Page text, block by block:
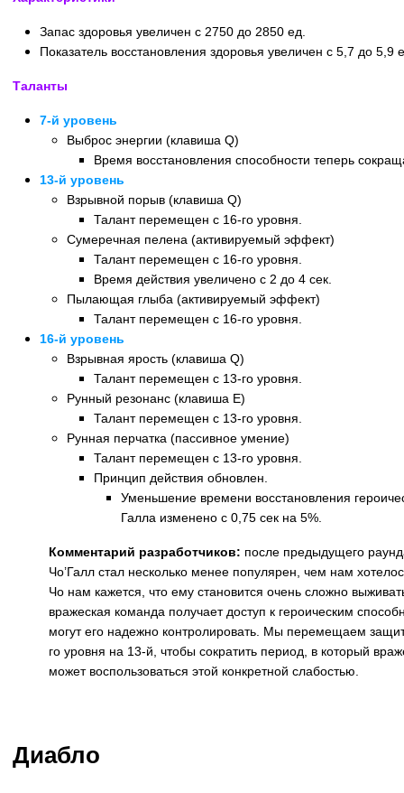
Запас здоровья увеличен с 2750 до 2850 ед.
Показатель восстановления здоровья увеличен с 5,7 до 5,9
Таланты
7-й уровень
Выброс энергии (клавиша Q)
Время восстановления способности теперь
13-й уровень
Взрывной порыв (клавиша Q)
Талант перемещен с 16-го уровня.
Сумеречная пелена (активируемый эффект)
Талант перемещен с 16-го уровня.
Время действия увеличено с 2 до 4 сек.
Пылающая глыба (активируемый эффект)
Талант перемещен с 16-го уровня.
16-й уровень
Взрывная ярость (клавиша Q)
Талант перемещен с 13-го уровня.
Рунный резонанс (клавиша E)
Талант перемещен с 13-го уровня.
Рунная перчатка (пассивное умение)
Талант перемещен с 13-го уровня.
Принцип действия обновлен.
Уменьшение времени восстановления
Галла изменено с 0,75 сек на 5%.
Комментарий разработчиков: после предыдущего
Чо’Галл стал несколько менее популярен, чем нам
Чо нам кажется, что ему становится очень сложно
вражеская команда получает доступ к героическим
могут его надежно контролировать. Мы перемещаем
го уровня на 13-й, чтобы сократить период, в который
может воспользоваться этой конкретной слабостью.
Диабло